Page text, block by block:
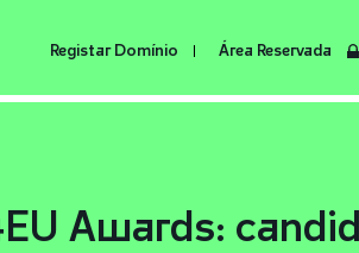
Registar Domínio Área Reservada
Awards: